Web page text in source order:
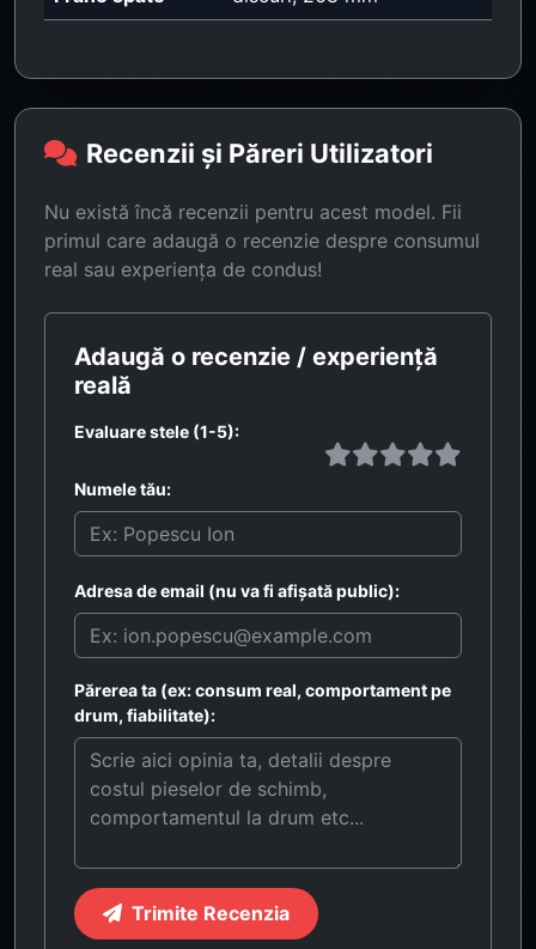
Recenzii și Păreri Utilizatori
Nu există încă recenzii pentru acest model. Fii
primul care adaugă o recenzie despre consumul
real sau experiența de condus!
Adaugă o recenzie / experiență
reală
Evaluare stele (1-5):
Numele tău:
Adresa de email (nu va fi afișată public):
Părerea ta (ex: consum real, comportament pe
drum, fiabilitate):
Trimite Recenzia